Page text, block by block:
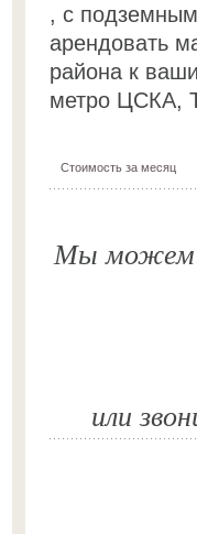
, с подземным
арендовать
района к
метро ЦСКА,
Стоимость за месяц
Мы можем
или